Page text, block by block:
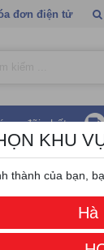
đơn điện tử
ưu đãi nhất
Màn Hình ASUS
ASUS
75Hz -
KHU
thành của bạn,
Hà